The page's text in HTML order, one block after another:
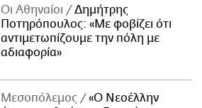
Οι Αθηναίοι
Δημήτρης
Ποτηρόπουλος: «Με φοβίζει ότι
αντιμετωπίζουμε την πόλη με
αδιαφορία»
Μεσοπόλεμος
«Ο Νεοέλλην